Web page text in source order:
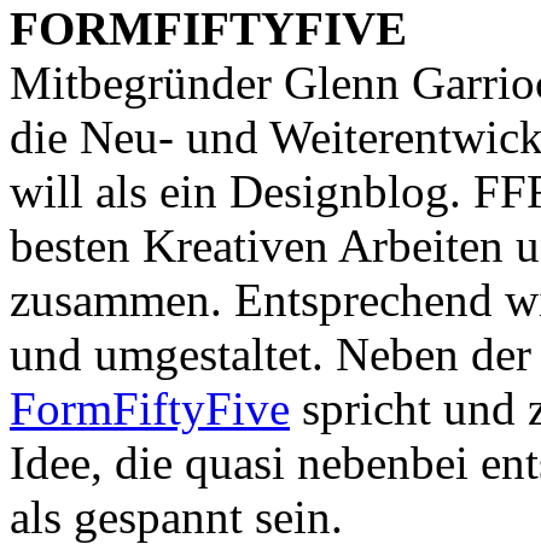
FORMFIFTYFIVE
Mitbegründer Glenn
die Neu- und
will als ein Designblog.
besten Kreativen Arbeiten
zusammen. Entsprechend
und umgestaltet. Neben
FormFiftyFive spricht und
Idee, die quasi nebenbei
als gespannt sein.